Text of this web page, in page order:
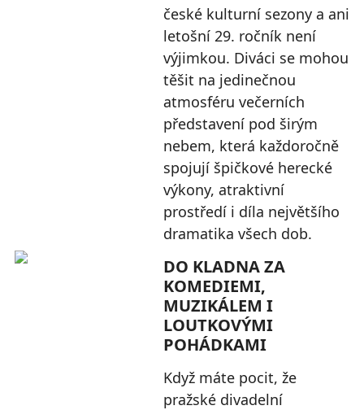
české kulturní sezony a ani
letošní 29. ročník není
výjimkou. Diváci se mohou
těšit na jedinečnou
atmosféru večerních
představení pod širým
nebem, která každoročně
spojují špičkové herecké
výkony, atraktivní
prostředí i díla největšího
dramatika všech dob.
DO KLADNA ZA
KOMEDIEMI,
MUZIKÁLEM I
LOUTKOVÝMI
POHÁDKAMI
Když máte pocit, že
pražské divadelní